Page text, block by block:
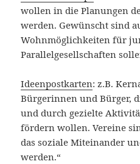
wollen in die Planungen
werden. Gewünscht sind
Wohnmöglichkeiten für
Parallelgesellschaften
Ideenpostkarten: z.B.
Bürgerinnen und Bürger,
und durch gezielte
fördern wollen. Vereine
das soziale Miteinander
werden.“